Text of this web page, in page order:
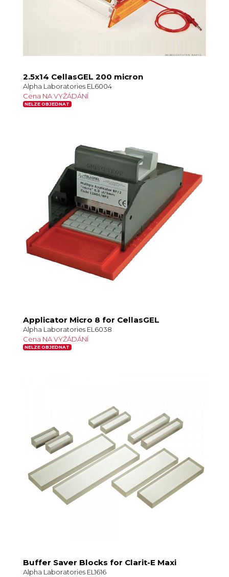
2.5x14 CellasGEL 200 micron
Alpha Laboratories EL6004
Cena NA VYŽÁDÁNÍ
NELZE OBJEDNAT
Applicator Micro 8 for CellasGEL
Alpha Laboratories EL6038
Cena NA VYŽÁDÁNÍ
NELZE OBJEDNAT
Buffer Saver Blocks for Clarit-E Maxi
Alpha Laboratories EL1616